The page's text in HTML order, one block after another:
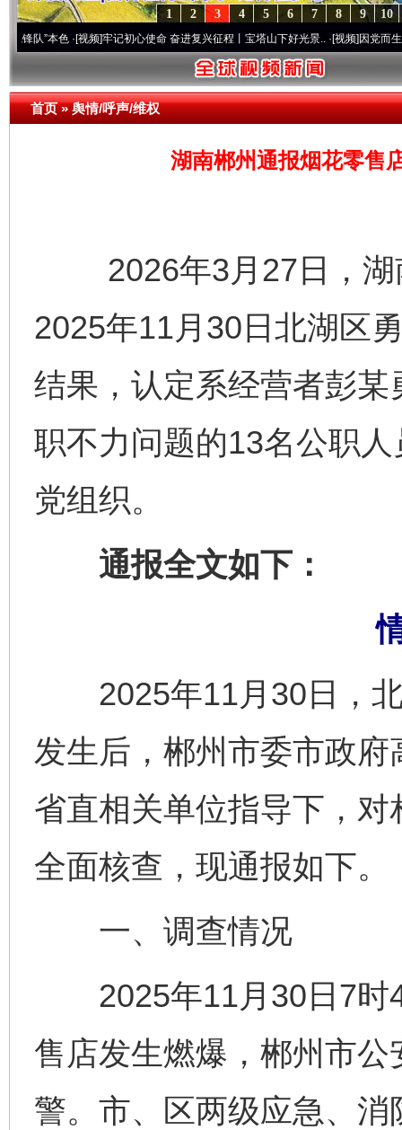
10
9
8
7
6
5
4
3
2
1
·[视频]牢记初心使命 奋进复兴征程丨宝塔山下好光景..·[视频]因党而生 为党而战
首页»舆情/呼声/维权
湖南郴州通报烟花零售
2026年3月27日，湖
2025年11月30日北湖区
结果，认定系经营者彭
职不力问题的13名公职
党组织‌。‌
通报全文如下：
2025年11月30日，北
发生后，郴州市委市政
省直相关单位指导下，
全面核查，现通报如下。
一、调查情况
2025年11月30日7时
售店发生燃爆，郴州市
警。市、区两级应急、